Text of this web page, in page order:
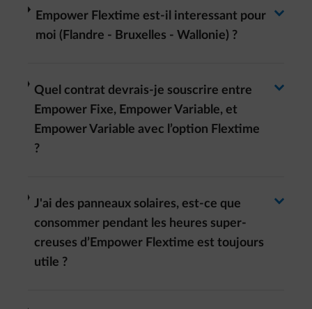
Empower Flextime est-il interessant pour
moi (Flandre - Bruxelles - Wallonie) ?
arrow-right
Quel contrat devrais-je souscrire entre
Empower Fixe, Empower Variable, et
Empower Variable avec l’option Flextime
?
arrow-right
J'ai des panneaux solaires, est-ce que
consommer pendant les heures super-
creuses d’Empower Flextime est toujours
utile ?
arrow-right